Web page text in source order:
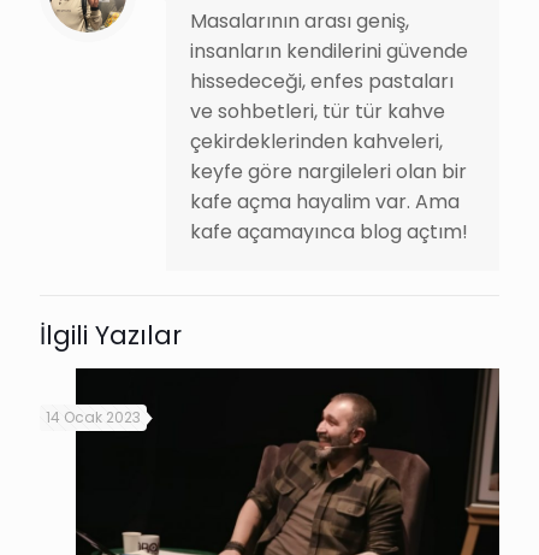
Masalarının arası geniş,
insanların kendilerini güvende
hissedeceği, enfes pastaları
ve sohbetleri, tür tür kahve
çekirdeklerinden kahveleri,
keyfe göre nargileleri olan bir
kafe açma hayalim var. Ama
kafe açamayınca blog açtım!
İlgili Yazılar
14 Ocak 2023